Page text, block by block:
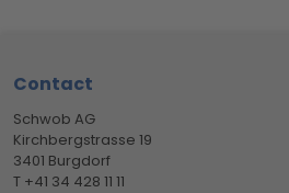
Contact
Schwob AG
Kirchbergstrasse 19
3401 Burgdorf
T +41 34 428 11 11